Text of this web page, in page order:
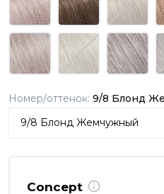
Номер/оттенок: 9/8 Блонд
Concept